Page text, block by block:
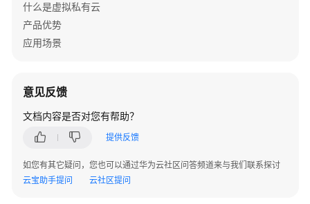
全
则
概
默
什么是虚拟私有云
产品优势
应用场景
意见反馈
文档内容是否对您有帮助？
提供反馈
如您有其它疑问，您也可以通过华为云社区问答频道来与我们联系探讨
云宝助手提问
云社区提问